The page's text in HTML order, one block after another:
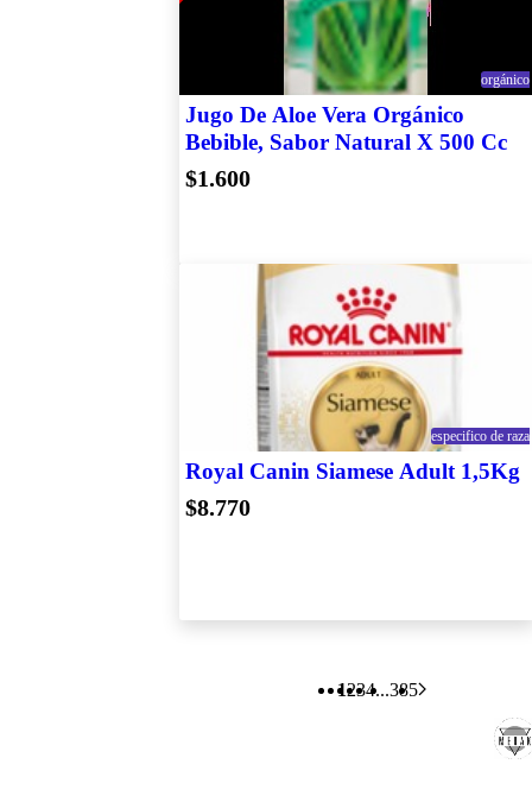
orgánico
Jugo De Aloe Vera Orgánico
Bebible, Sabor Natural X 500 Cc
$1.600
especifico de raza
Royal Canin Siamese Adult 1,5Kg
$8.770
1234...385